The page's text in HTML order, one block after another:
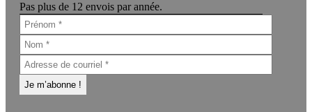
Pas plus de 12 envois par année.